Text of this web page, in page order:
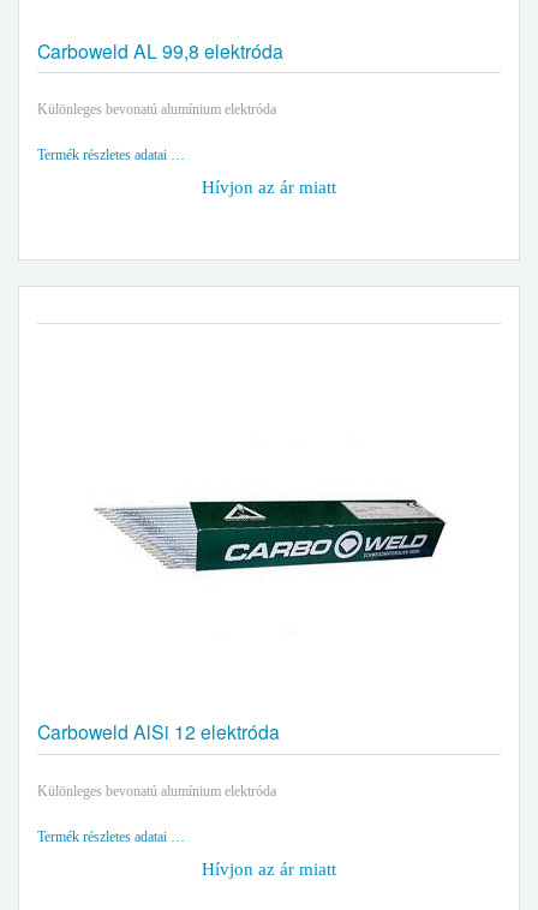
Carboweld AL 99,8 elektróda
Különleges bevonatú alumínium elektróda
Termék részletes adatai …
Hívjon az ár miatt
Carboweld AlSi 12 elektróda
Különleges bevonatú alumínium elektróda
Termék részletes adatai …
Hívjon az ár miatt